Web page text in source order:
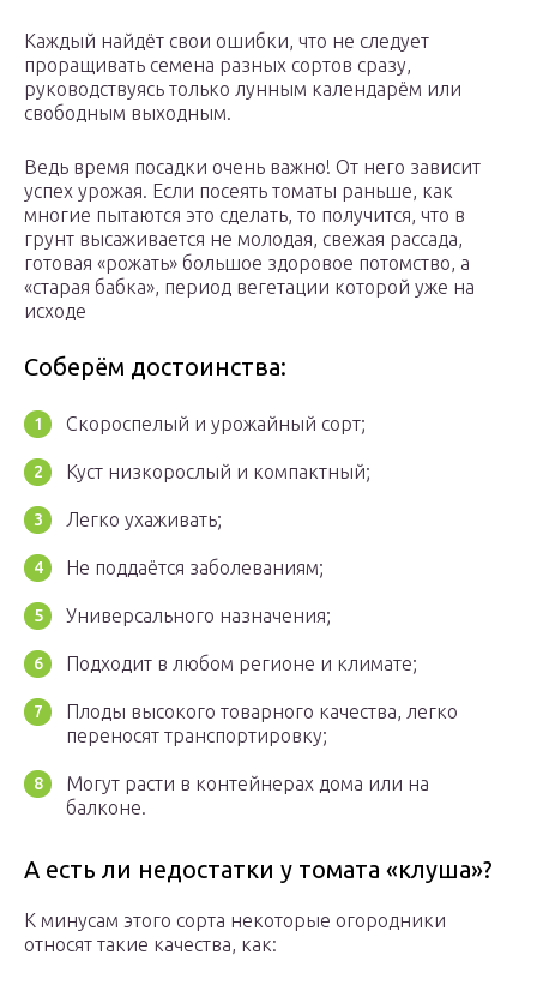
Каждый найдёт свои ошибки, что не следует
проращивать семена разных сортов сразу,
руководствуясь только лунным календарём или
свободным выходным.
Ведь время посадки очень важно! От него зависит
успех урожая. Если посеять томаты раньше, как
многие пытаются это сделать, то получится, что в
грунт высаживается не молодая, свежая рассада,
готовая «рожать» большое здоровое потомство, а
«старая бабка», период вегетации которой уже на
исходе
Соберём достоинства:
Скороспелый и урожайный сорт;
Куст низкорослый и компактный;
Легко ухаживать;
Не поддаётся заболеваниям;
Универсального назначения;
Подходит в любом регионе и климате;
Плоды высокого товарного качества, легко
переносят транспортировку;
Могут расти в контейнерах дома или на
балконе.
А есть ли недостатки у томата «клуша»?
К минусам этого сорта некоторые огородники
относят такие качества, как: